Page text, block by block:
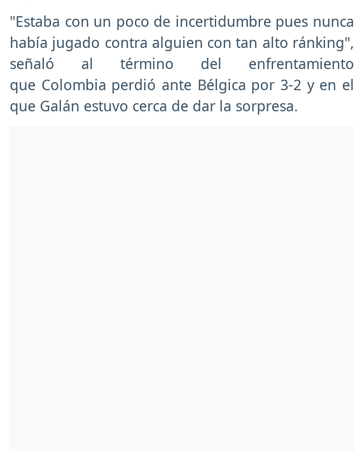
"Estaba con un poco de incertidumbre pues nunca
había jugado contra alguien con tan alto ránking",
señaló al término del enfrentamiento
que Colombia perdió ante Bélgica por 3-2 y en el
que Galán estuvo cerca de dar la sorpresa.